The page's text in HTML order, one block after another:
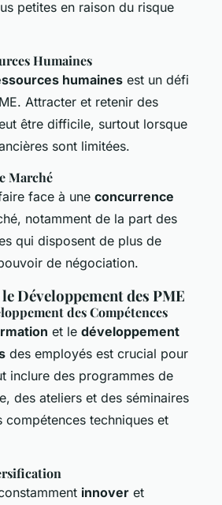
petites en raison du risque
Humaines
humaines est un défi
Attracter et retenir des
être difficile, surtout lorsque
sont limitées.
Marché
face à une concurrence
notamment de la part des
qui disposent de plus de
de négociation.
Développement des PME
des Compétences
et le développement
des employés est crucial pour
inclure des programmes de
des ateliers et des séminaires
compétences techniques et
innover et